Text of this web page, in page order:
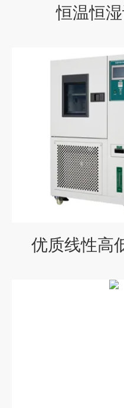
恒温恒
优质线性高